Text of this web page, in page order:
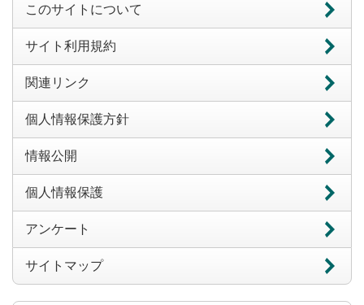
このサイトについて
サイト利用規約
関連リンク
個人情報保護方針
情報公開
個人情報保護
アンケート
サイトマップ